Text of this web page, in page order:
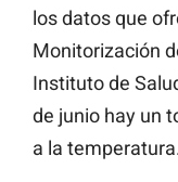
los datos que
Monitorización
Instituto de
de junio hay un
a la temperatura.